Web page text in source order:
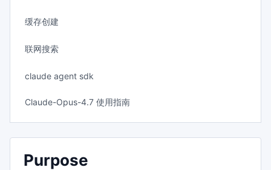
缓存创建
联网搜索
claude agent sdk
Claude-Opus-4.7 使用指南
Purpose